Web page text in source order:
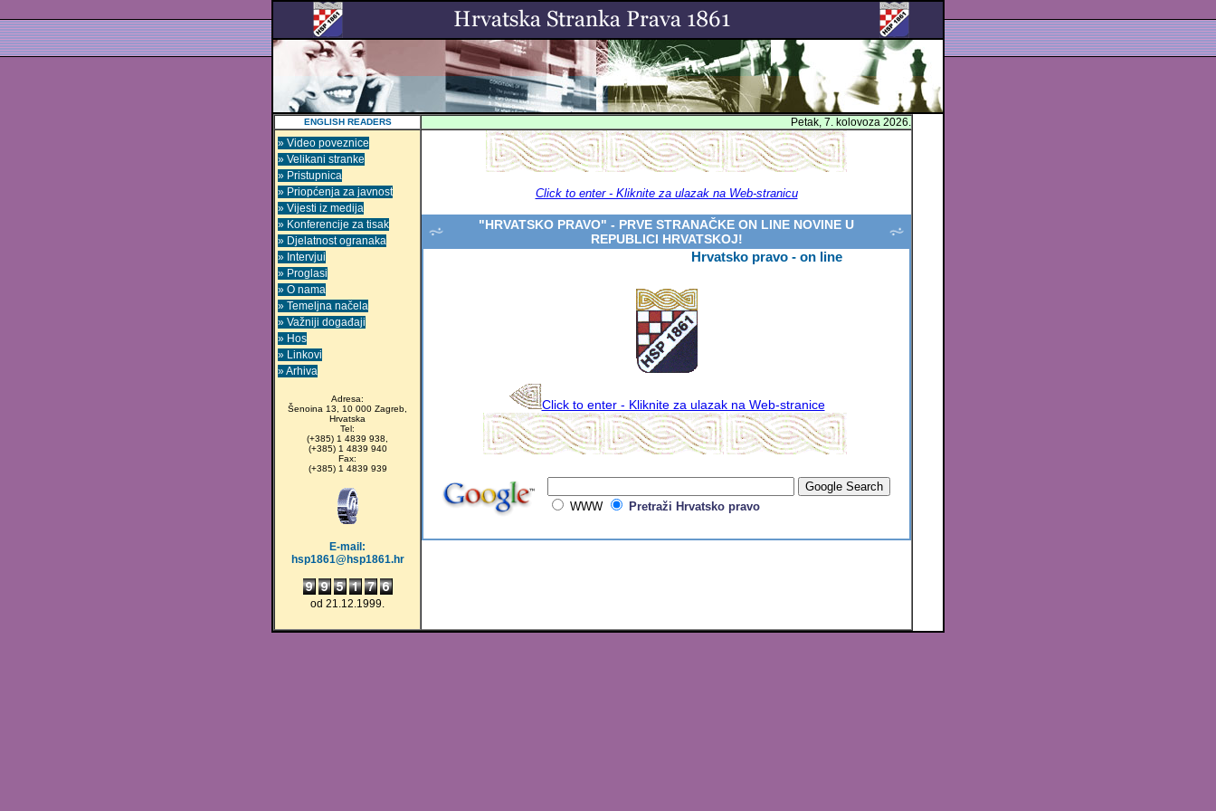
ENGLISH READERS
Petak, 7. kolovoza 2026.
» Video poveznice
» Velikani stranke
» Pristupnica
» Priopćenja za javnost
» Vijesti iz medija
» Konferencije za tisak
» Djelatnost ogranaka
» Intervjui
» Proglasi
» O nama
» Temeljna načela
» Važniji događaji
» Hos
» Linkovi
» Arhiva
Adresa:
Šenoina 13, 10 000 Zagreb,
Hrvatska
Tel:
(+385) 1 4839 938,
(+385) 1 4839 940
Fax:
(+385) 1 4839 939
E-mail:
hsp1861@hsp1861.hr
od 21.12.1999.
Click to enter - Kliknite za ulazak na Web-stranicu
"HRVATSKO PRAVO" - PRVE STRANAČKE ON LINE NOVINE U
REPUBLICI HRVATSKOJ!
Hrvatsko pravo - on line
Click to enter - Kliknite za ulazak na Web-stranice
WWW Pretraži Hrvatsko pravo